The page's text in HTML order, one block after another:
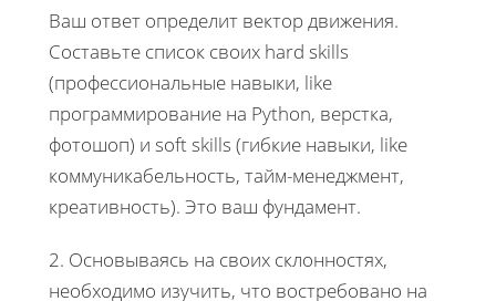
Ваш ответ определит вектор движения.
Составьте список своих hard skills
(профессиональные навыки, like
программирование на Python, верстка,
фотошоп) и soft skills (гибкие навыки, like
коммуникабельность, тайм-менеджмент,
креативность). Это ваш фундамент.
2. Основываясь на своих склонностях,
необходимо изучить, что востребовано на